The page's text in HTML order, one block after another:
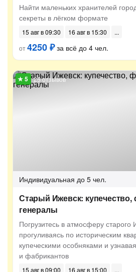
Найти маленьких хранителей
секреты в лёгком формате
15 авг в 09:30
16 авг в 15:30
от4250 ₽за всё до 4 чел.
25 отзывов
Индивидуальная до 5 чел.
Старый Ижевск:
генералы
Погрузитесь в атмосферу старого
прогуливаясь по историческим
купеческими особняками и
и фабрикантов
15 авг в 09:00 16 авг в 15:00